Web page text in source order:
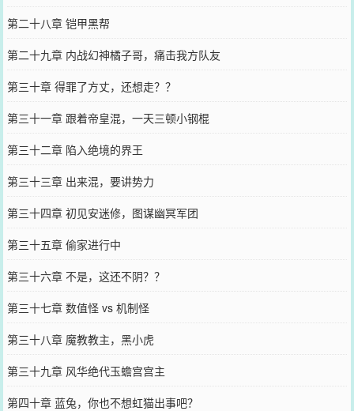
第二十八章 铠甲黑帮
第二十九章 内战幻神橘子哥，痛击我方队友
第三十章 得罪了方丈，还想走？？
第三十一章 跟着帝皇混，一天三顿小钢棍
第三十二章 陷入绝境的界王
第三十三章 出来混，要讲势力
第三十四章 初见安迷修，图谋幽冥军团
第三十五章 偷家进行中
第三十六章 不是，这还不阴？？
第三十七章 数值怪 vs 机制怪
第三十八章 魔教教主，黑小虎
第三十九章 风华绝代玉蟾宫宫主
第四十章 蓝兔，你也不想虹猫出事吧？